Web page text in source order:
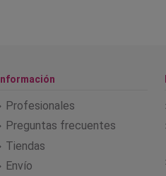
Información
Profesionales
Preguntas frecuentes
Tiendas
Envío